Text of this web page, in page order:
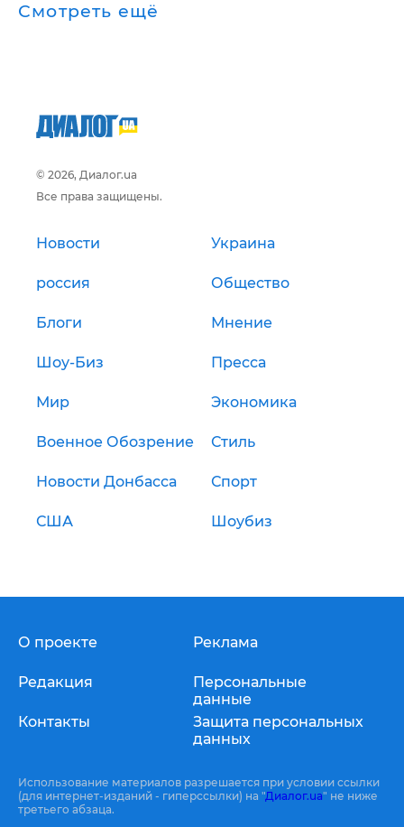
Смотреть ещё
© 2026, Диалог.ua
Все права защищены.
Новости Украина
россия Общество
Блоги Мнение
Шоу-Биз Пресса
Мир Экономика
Военное Обозрение Стиль
Новости Донбасса Спорт
США Шоубиз
О проекте
Редакция
Контакты
Реклама
Персональные
данные
Защита персональных
данных
Использование материалов разрешается при условии ссылки
(для интернет-изданий - гиперссылки) на "Диалог.ua" не ниже
третьего абзаца.